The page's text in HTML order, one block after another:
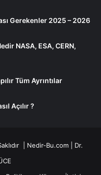
Gerekenler 2025 – 2026
NASA, ESA, CERN,
Tüm Ayrıntılar
Açılır ?
| Nedir-Bu.com | Dr.